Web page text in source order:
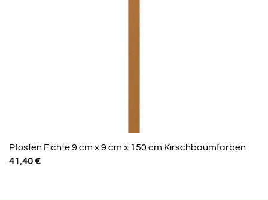
Pfosten Fichte 9 cm x 9 cm x 150 cm Kirschbaumfarben
41,40€